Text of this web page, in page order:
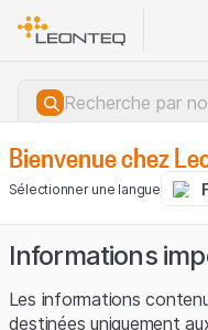
Bienvenue chez
Sélectionner une langue
Informations
Les informations
destinées uniquement